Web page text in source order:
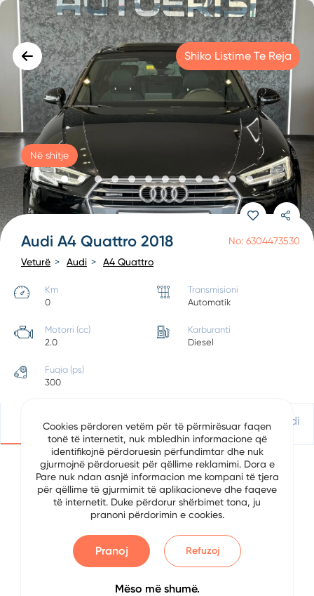
Shiko Listime Te Reja
No: 6304473530
Në shitje
Audi A4 Quattro 2018
Veturë Audi A4 Quattro
Km
0
Transmisioni
Automatik
Motorri (cc)
2.0
Karburanti
Diesel
Fuqia (ps)
300
Detajet Vendndodhje Apliko Për Kredi
Detajet e Automjetit
Cookies përdoren vetëm për të përmirësuar faqen
tonë të internetit, nuk mbledhin informacione që
identifikojnë përdoruesin përfundimtar dhe nuk
gjurmojnë përdoruesit për qëllime reklamimi. Dora e
Pare nuk ndan asnjë informacion me kompani të tjera
për qëllime të gjurmimit të aplikacioneve dhe faqeve
të internetit. Duke përdorur shërbimet tona, ju
pranoni përdorimin e cookies.
Pranoj Refuzoj
Mëso më shumë.